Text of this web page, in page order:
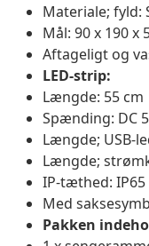
Materiale; fyld:
Mål: 90 x 190 x
Aftageligt og
LED-strip:
Længde: 55 cm
Spænding: DC
Længde; USB-
Længde;
IP-tæthed: IP65
Med
Pakken